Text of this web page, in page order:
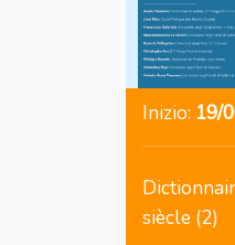
Inizio: 19/
siècle (2)